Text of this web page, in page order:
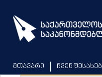
main
content
მთავარი ჩვენ შესახებ